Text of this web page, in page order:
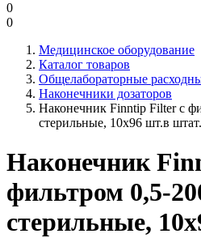
0
0
Медицинское оборудование
Каталог товаров
Общелабораторные
Наконечники дозаторов
Наконечник Finntip Filter с
стерильные, 10х96 шт.в штат.
Наконечник
фильтром 0,5-
стерильные,